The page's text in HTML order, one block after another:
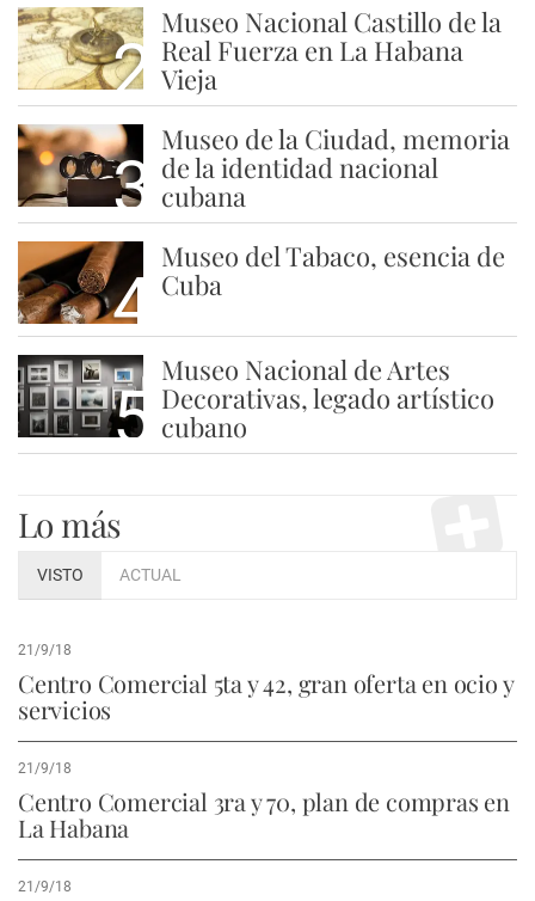
2
Museo Nacional Castillo de la
Real Fuerza en La Habana
Vieja
3
Museo de la Ciudad, memoria
de la identidad nacional
cubana
4
Museo del Tabaco, esencia de
Cuba
5
Museo Nacional de Artes
Decorativas, legado artístico
cubano
Lo más
VISTO ACTUAL
21/9/18
Centro Comercial 5ta y 42, gran oferta en ocio y
servicios
21/9/18
Centro Comercial 3ra y 70, plan de compras en
La Habana
21/9/18